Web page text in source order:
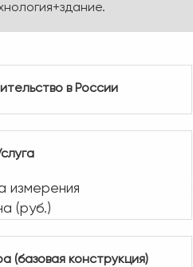
в России
измерения
(руб.)
(базовая конструкция)